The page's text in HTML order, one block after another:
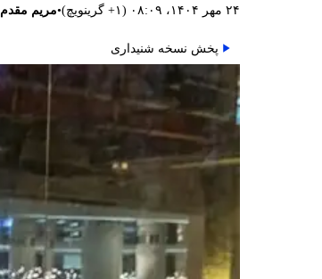
۲۴ مهر ۱۴۰۴، ۰۸:۰۹ (‎+۱ گرینویچ) •مریم مقدم
پخش نسخه شنیداری